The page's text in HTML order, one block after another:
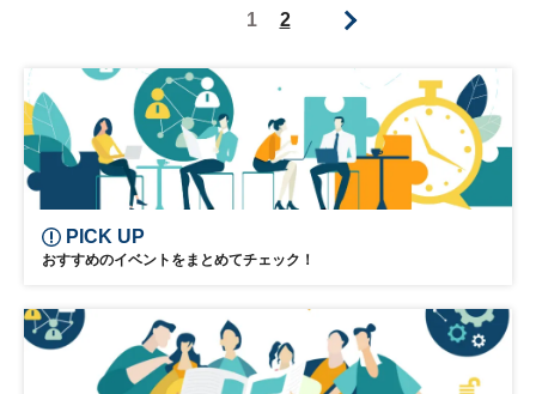
1 2
PICK UP
おすすめのイベントをまとめてチェック！